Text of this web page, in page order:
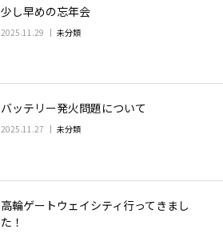
少し早めの忘年会
2025.11.29 未分類
バッテリー発火問題について
2025.11.27 未分類
高輪ゲートウェイシティ行ってきまし
た！